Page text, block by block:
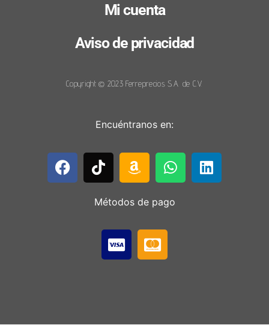
Mi cuenta
Aviso de privacidad
Copyright © 2023 Ferreprecios S.A. de C.V.
Encuéntranos en:
Métodos de pago